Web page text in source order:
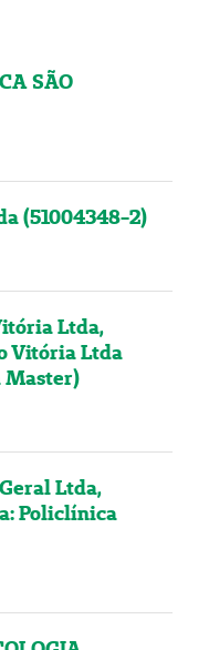
SÃO
(51004348-2)
Ltda,
Vitória Ltda
Master)
Ltda,
Policlínica